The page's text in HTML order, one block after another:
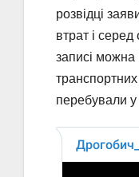
розвідці
втрат і
записі можна
транспортних
перебували у